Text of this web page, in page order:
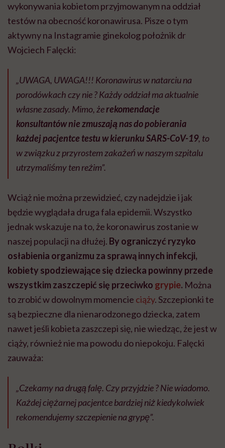
wykonywania kobietom przyjmowanym na oddział
testów na obecność koronawirusa. Pisze o tym
aktywny na Instagramie ginekolog położnik dr
Wojciech Falęcki:
„UWAGA, UWAGA!!! Koronawirus w natarciu na
porodówkach czy nie ? Każdy oddział ma aktualnie
własne zasady. Mimo, żerekomendacje
konsultantów nie zmuszają nas do pobierania
każdej pacjentce testu w kierunku SARS-CoV-19, to
w związku z przyrostem zakażeń w naszym szpitalu
utrzymaliśmy ten reżim”.
Wciąż nie można przewidzieć, czy nadejdzie i jak
będzie wyglądała druga fala epidemii. Wszystko
jednak wskazuje na to, że koronawirus zostanie w
naszej populacji na dłużej. By ograniczyć ryzyko
osłabienia organizmu za sprawą innych infekcji,
kobiety spodziewające się dziecka powinny przede
wszystkim zaszczepić się przeciwko grypie. Można
to zrobić w dowolnym momencie ciąży. Szczepionki te
są bezpieczne dla nienarodzonego dziecka, zatem
nawet jeśli kobieta zaszczepi się, nie wiedząc, że jest w
ciąży, również nie ma powodu do niepokoju. Falęcki
zauważa:
„Czekamy na drugą falę. Czy przyjdzie ? Nie wiadomo.
Każdej ciężarnej pacjentce bardziej niż kiedykolwiek
rekomendujemy szczepienie na grypę”.